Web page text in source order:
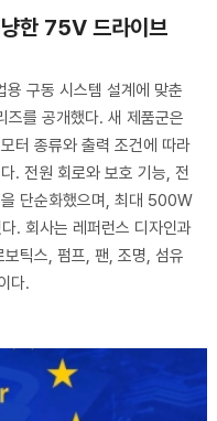
한 75V 드라이브
구동 시스템 설계에 맞춘
즈를 공개했다. 새 제품군은
터 종류와 출력 조건에 따라
. 전원 회로와 보호 기능, 전
단순화했으며, 최대 500W
. 회사는 레퍼런스 디자인과
틱스, 펌프, 팬, 조명, 섬유
다.